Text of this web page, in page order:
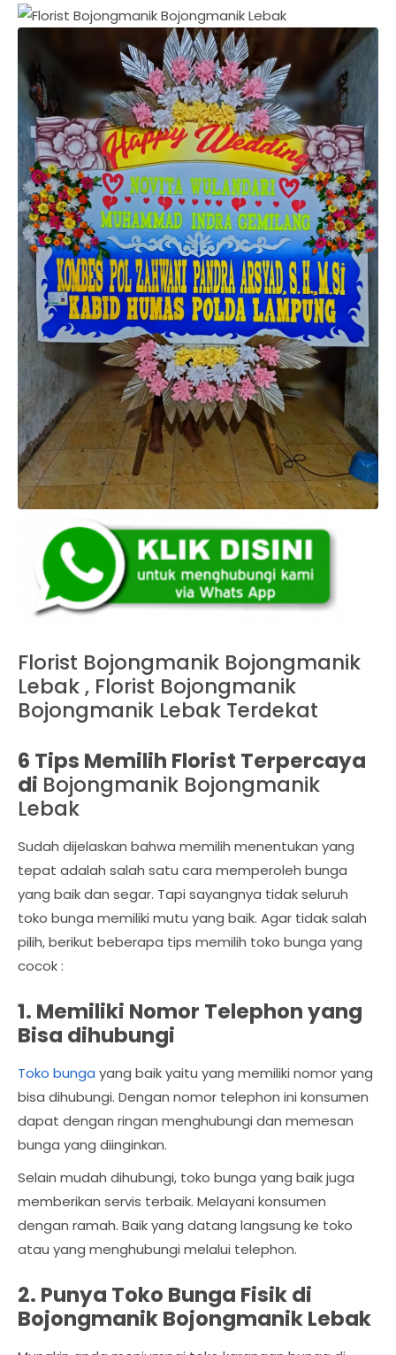
Florist Bojongmanik Bojongmanik
Lebak , Florist Bojongmanik
Bojongmanik Lebak Terdekat
6 Tips Memilih Florist Terpercaya
di Bojongmanik Bojongmanik
Lebak
Sudah dijelaskan bahwa memilih menentukan yang
tepat adalah salah satu cara memperoleh bunga
yang baik dan segar. Tapi sayangnya tidak seluruh
toko bunga memiliki mutu yang baik. Agar tidak salah
pilih, berikut beberapa tips memilih toko bunga yang
cocok :
1. Memiliki Nomor Telephon yang
Bisa dihubungi
Toko bunga yang baik yaitu yang memiliki nomor yang
bisa dihubungi. Dengan nomor telephon ini konsumen
dapat dengan ringan menghubungi dan memesan
bunga yang diinginkan.
Selain mudah dihubungi, toko bunga yang baik juga
memberikan servis terbaik. Melayani konsumen
dengan ramah. Baik yang datang langsung ke toko
atau yang menghubungi melalui telephon.
2. Punya Toko Bunga Fisik di
Bojongmanik Bojongmanik Lebak